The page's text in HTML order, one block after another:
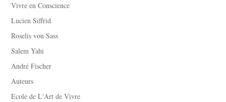
Vivre en Conscience
Lucien Siffrid
Roselis von Sass
Salem Yahi
André Fischer
Auteurs
Ecole de L'Art de Vivre